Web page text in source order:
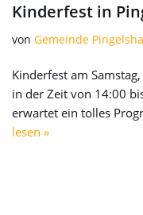
Kinderfest in
von Gemeinde
Kinderfest am
in der Zeit von 14:00
erwartet ein tolles
lesen »